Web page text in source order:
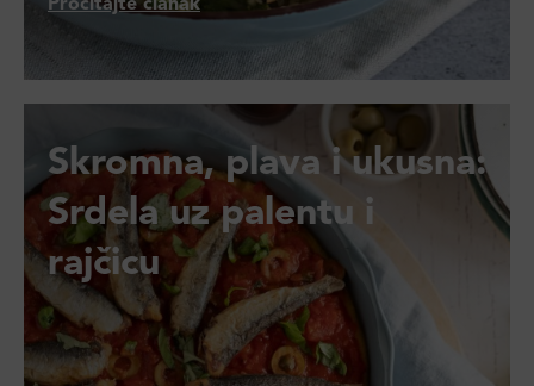
Pročitajte članak
Skromna, plava i ukusna:
Srdela uz palentu i
rajčicu